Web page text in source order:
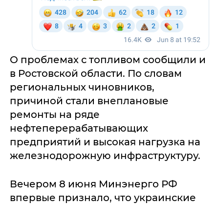
О проблемах с топливом сообщили и
в Ростовской области. По словам
региональных чиновников,
причиной стали внеплановые
ремонты на ряде
нефтеперерабатывающих
предприятий и высокая нагрузка на
железнодорожную инфраструктуру.
Вечером 8 июня Минэнерго РФ
впервые признало, что украинские